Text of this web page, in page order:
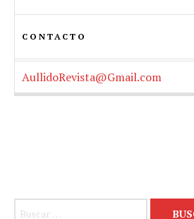
CONTACTO
AullidoRevista@Gmail.com